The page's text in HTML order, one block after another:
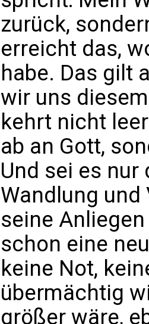
zurück,
erreicht das,
habe. Das gilt
wir uns
kehrt nicht
ab an Gott,
Und sei es
Wandlung und
seine
schon eine
keine Not,
übermächtig
größer wäre,